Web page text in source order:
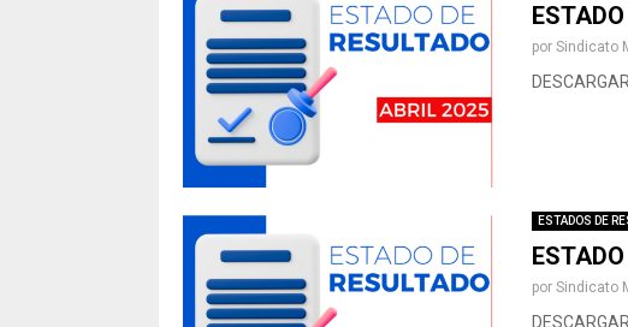
por Sindicato
ESTADOS DE
por Sindicato